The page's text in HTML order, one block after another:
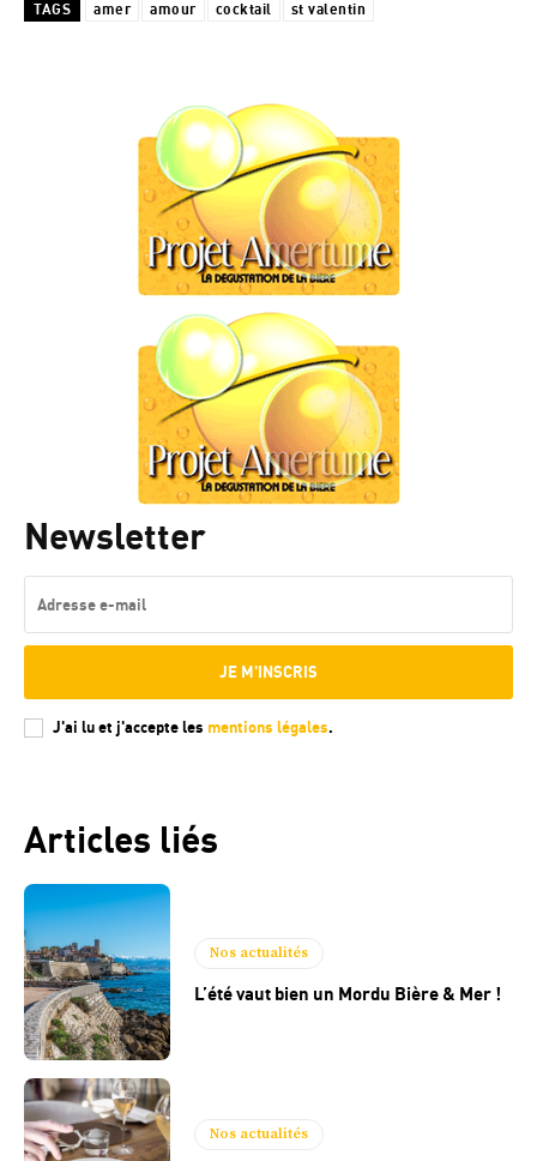
TAGS amer amour cocktail st valentin
Newsletter
JE M'INSCRIS
J'ai lu et j'accepte les mentions légales.
Articles liés
Nos actualités
L’été vaut bien un Mordu Bière & Mer !
Nos actualités